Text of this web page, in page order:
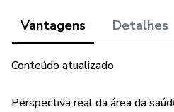
Vantagens Detalhes
Conteúdo atualizado
Perspectiva real da área da